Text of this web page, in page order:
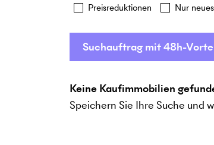
Preisreduktionen Nur
Suchauftrag mit 48h-
Keine Kaufimmobilien
Speichern Sie Ihre Suche und